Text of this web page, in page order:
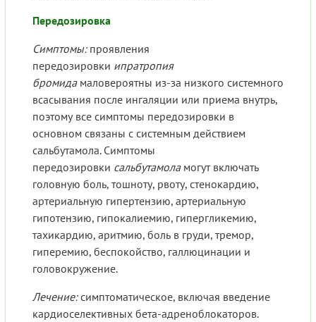
Передозировка
Симптомы:проявления
передозировки ипратропия
бромидамаловероятны из-за низкого системного
всасывания после ингаляции или приема внутрь,
поэтому все симптомы передозировки в
основном связаны с системным действием
сальбутамола. Симптомы
передозировки сальбутамоламогут включать
головную боль, тошноту, рвоту, стенокардию,
артериальную гипертензию, артериальную
гипотензию, гипокалиемию, гипергликемию,
тахикардию, аритмию, боль в груди, тремор,
гиперемию, беспокойство, галлюцинации и
головокружение.
Лечение:симптоматическое, включая введение
кардиоселективных бета-адреноблокаторов.